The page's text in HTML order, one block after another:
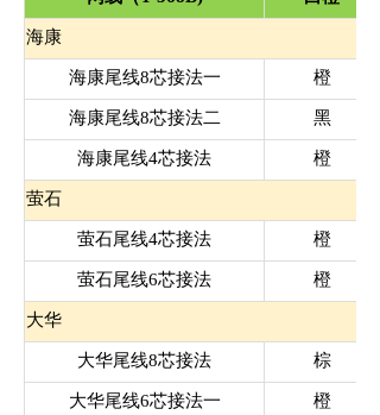
海康
海康尾线8芯接法一 橙
海康尾线8芯接法二 黑
海康尾线4芯接法 橙
萤石
萤石尾线4芯接法 橙
萤石尾线6芯接法 橙
大华
大华尾线8芯接法 棕
大华尾线6芯接法一 橙